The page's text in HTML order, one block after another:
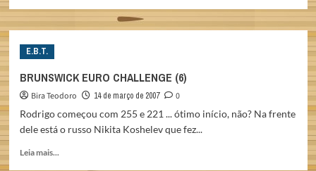
BRUNSWICK
E.B.T.
BRUNSWICK EURO CHALLENGE (6)
Bira Teodoro 14 de março de 2007
0
Rodrigo começou com 255 e 221 ... ótimo início, não? Na frente
dele está o russo Nikita Koshelev que fez...
Leia mais...